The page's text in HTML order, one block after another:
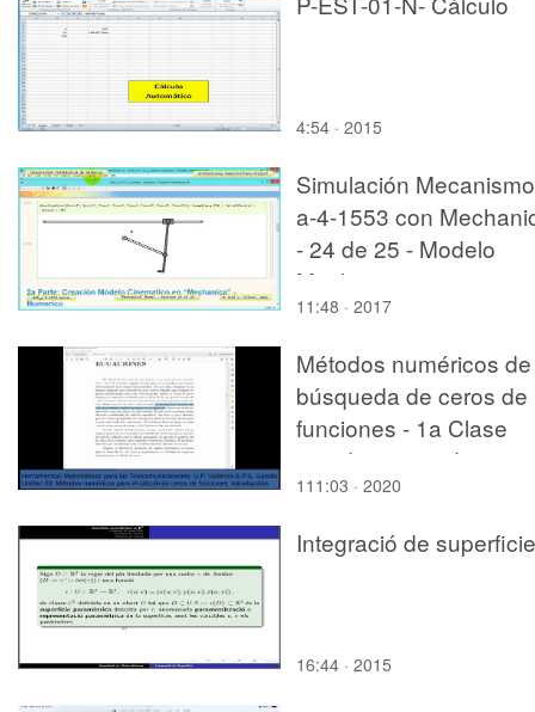
4:54 · 2015
Simulación Mecanismo
a-4-1553 con
- 24 de 25 - Modelo
Mechanica
11:48 · 2017
Métodos numéricos de
búsqueda de ceros de
funciones - 1a Clase
introductoria - ideas
111:03 · 2020
Integració de superficie
16:44 · 2015